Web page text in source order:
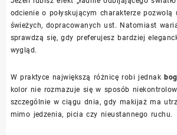
odcienie o połyskującym charakterze pozwolą
świeżych, dopracowanych ust. Natomiast
sprawdzą się, gdy preferujesz bardziej
wygląd.
W praktyce największą różnicę robi jednak
kolor nie rozmazuje się w sposób
szczególnie w ciągu dnia, gdy makijaż ma
mimo jedzenia, picia czy nieustannego ruchu.